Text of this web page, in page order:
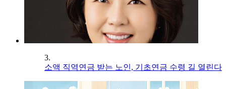
3.
소액 직역연금 받는 노인, 기초연금 수령 길 열린다